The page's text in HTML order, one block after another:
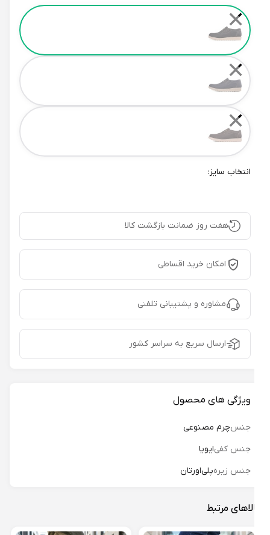
Color
✕
✕
✕
انتخاب سایز:
هفت روز ضمانت بازگشت کالا
امکان خرید اقساطی
مشاوره و پشتیبانی تلفنی
ارسال سریع به سراسر کشور
ویژگی های محصول
جنسچرم مصنوعی
جنس کفی ایویا
جنس زیره پلی‌اورتان
مرتبط